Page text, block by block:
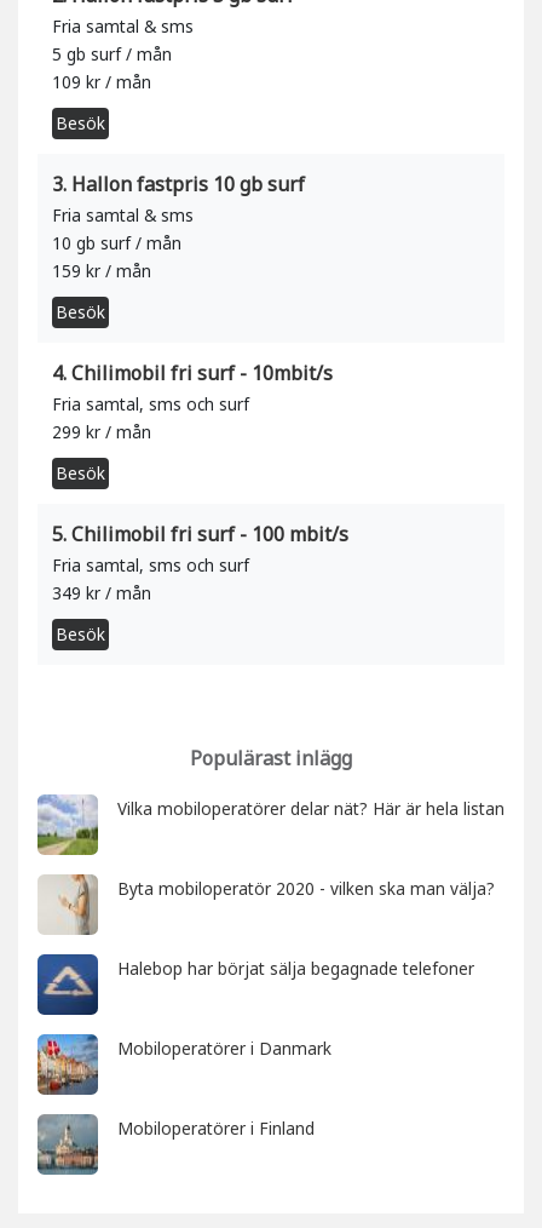
Fria samtal & sms
5 gb surf / mån
109 kr / mån
Besök
3. Hallon fastpris 10 gb surf
Fria samtal & sms
10 gb surf / mån
159 kr / mån
Besök
4. Chilimobil fri surf - 10mbit/s
Fria samtal, sms och surf
299 kr / mån
Besök
5. Chilimobil fri surf - 100 mbit/s
Fria samtal, sms och surf
349 kr / mån
Besök
Populärast inlägg
Vilka mobiloperatörer delar nät? Här är hela listan
Byta mobiloperatör 2020 - vilken ska man välja?
Halebop har börjat sälja begagnade telefoner
Mobiloperatörer i Danmark
Mobiloperatörer i Finland